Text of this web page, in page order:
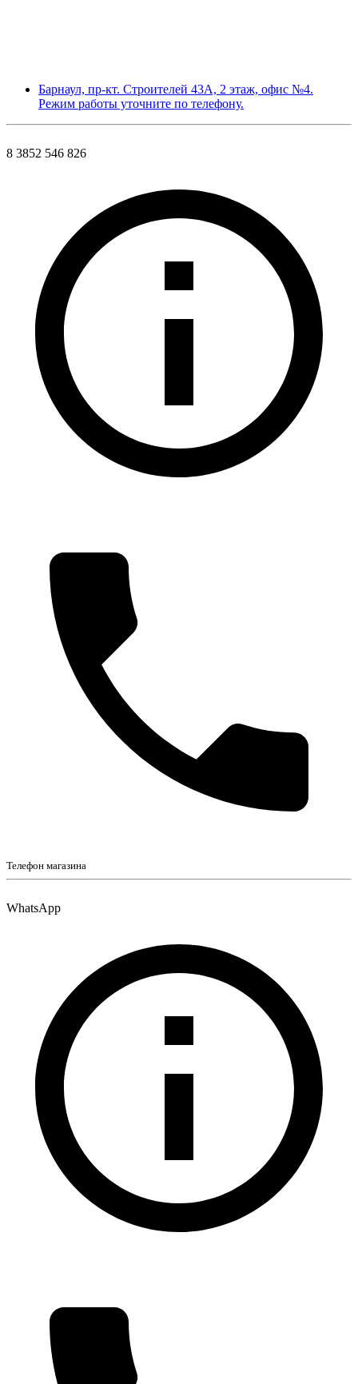
Барнаул, пр-кт. Строителей 43А, 2 этаж, офис №4.
Режим работы уточните по телефону.
8 3852 546 826
Телефон магазина
WhatsApp